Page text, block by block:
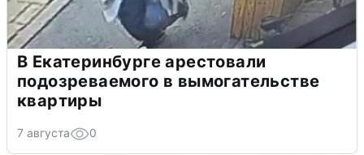
В Екатеринбурге арестовали
подозреваемого в вымогательстве
квартиры
7 августа 0